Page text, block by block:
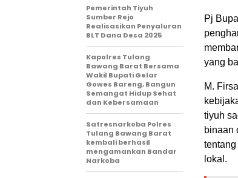
Pj
yang
M.
tiyuh
binaan
lokal.
Pemerintah Tiyuh
Sumber Rejo
Realisasikan Penyaluran
BLT Dana Desa 2025
Kapolres Tulang
Bawang Barat Bersama
Wakil Bupati Gelar
Gowes Bareng, Bangun
Semangat Hidup Sehat
dan Kebersamaan
Satresnarkoba Polres
Tulang Bawang Barat
kembali berhasil
mengamankan Bandar
Narkoba